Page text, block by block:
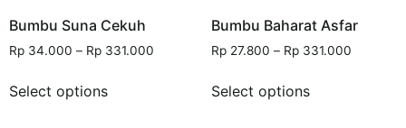
Bumbu Suna Cekuh
Rp 34.000 – Rp 331.000
Select options
Bumbu Baharat Asfar
Rp27.800 – Rp331.000
Select options